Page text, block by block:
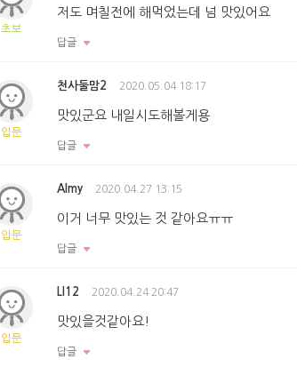
초보
저도 며칠전에 해먹었는데 넘 맛있어요
답글
입문
천사둘맘2 2020.05.04 18:17
맛있군요 내일시도해볼게용
답글
입문
Almy 2020.04.27 13:15
이거 너무 맛있는 것 같아요ㅠㅠ
답글
입문
Ll12 2020.04.24 20:47
맛있을것같아요!
답글